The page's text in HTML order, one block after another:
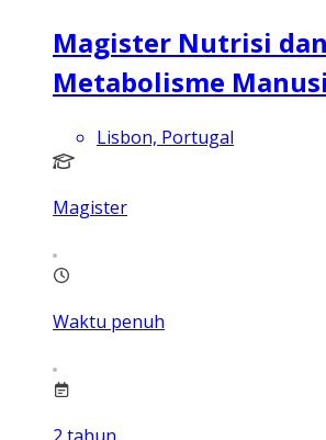
Magister Nutrisi dan
Metabolisme
Lisbon, Portugal
Magister
Waktu penuh
2 tahun